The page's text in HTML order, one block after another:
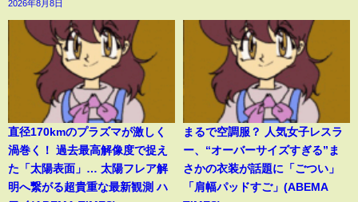
2026年8月8日
直径170kmのプラズマが激しく
渦巻く！ 過去最高解像度で捉え
た「太陽表面」… 太陽フレア解
明へ繋がる超貴重な最新観測 ハ
まるで空調服？ 人気女子レスラ
ー、“オーバーサイズすぎる”ま
さかの衣装が話題に「ごつい」
「肩幅パッドすご」(ABEMA